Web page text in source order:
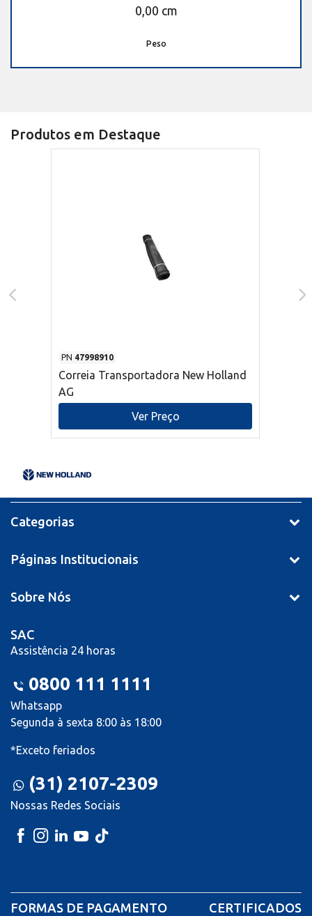
0,00 cm
Peso
Produtos em Destaque
PN 47998910
Correia Transportadora New Holland
AG
Ver Preço
Categorias
Páginas Institucionais
Sobre Nós
SAC
Assistência 24 horas
0800 111 1111
Whatsapp
Segunda à sexta 8:00 às 18:00
*Exceto feriados
(31) 2107-2309
Nossas Redes Sociais
FORMAS DE PAGAMENTO CERTIFICADOS